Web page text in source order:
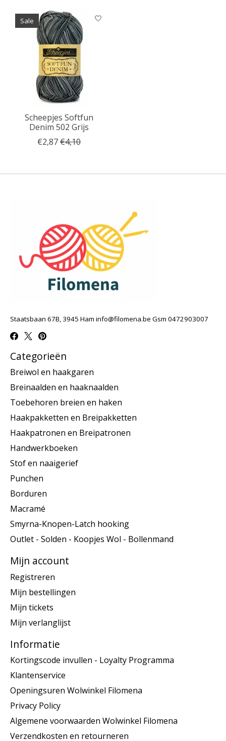
Sale
Scheepjes Softfun
Denim 502 Grijs
€2,87€4,10
Staatsbaan 67B, 3945 Ham info@filomena.be Gsm 0472903007
Categorieën
Breiwol en haakgaren
Breinaalden en haaknaalden
Toebehoren breien en haken
Haakpakketten en Breipakketten
Haakpatronen en Breipatronen
Handwerkboeken
Stof en naaigerief
Punchen
Borduren
Macramé
Smyrna-Knopen-Latch hooking
Outlet - Solden - Koopjes Wol - Bollenmand
Mijn account
Registreren
Mijn bestellingen
Mijn tickets
Mijn verlanglijst
Informatie
Kortingscode invullen - Loyalty Programma
Klantenservice
Openingsuren Wolwinkel Filomena
Privacy Policy
Algemene voorwaarden Wolwinkel Filomena
Verzendkosten en retourneren